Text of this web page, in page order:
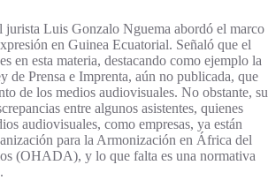
jurista Luis Gonzalo Nguema abordó el marco
en Guinea Ecuatorial. Señaló que el
en esta materia, destacando como ejemplo la
de Prensa e Imprenta, aún no publicada, que
de los medios audiovisuales. No obstante, su
entre algunos asistentes, quienes
audiovisuales, como empresas, ya están
para la Armonización en África del
(OHADA), y lo que falta es una normativa